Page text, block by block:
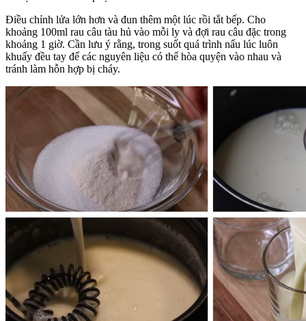
Điều chỉnh lửa lớn hơn và đun thêm một lúc rồi tắt bếp. Cho
khoảng 100ml rau câu tàu hủ vào mỗi ly và đợi rau câu đặc trong
khoảng 1 giờ. Cần lưu ý rằng, trong suốt quá trình nấu lúc luôn
khuấy đều tay để các nguyên liệu có thể hòa quyện vào nhau và
tránh làm hỗn hợp bị cháy.